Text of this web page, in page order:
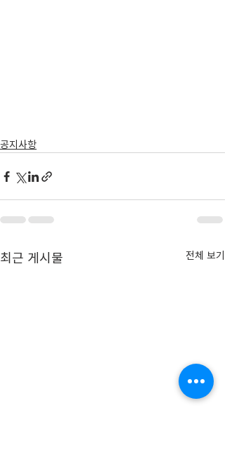
공지사항
최근 게시물 전체 보기